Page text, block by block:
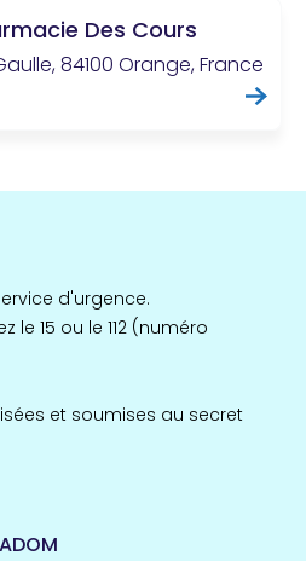
Des Cours
84100 Orange, France
d'urgence.
le 15 ou le 112 (numéro
et soumises au secret